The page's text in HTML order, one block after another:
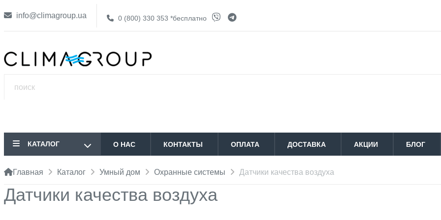
info@climagroup.ua 0 (800) 330 353 *бесплатно
КАТАЛОГ О НАС КОНТАКТЫ ОПЛАТА ДОСТАВКА АКЦИИ БЛОГ
Главная Каталог Умный дом Охранные системы Датчики качества воздуха
Датчики качества воздуха